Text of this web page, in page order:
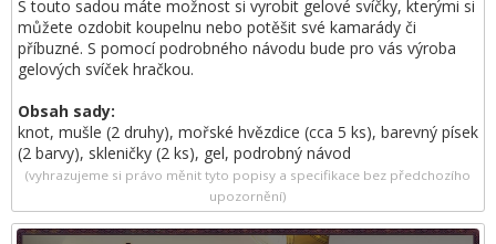
S touto sadou máte možnost si vyrobit gelové svíčky, kterými si
můžete ozdobit koupelnu nebo potěšit své kamarády či
příbuzné. S pomocí podrobného návodu bude pro vás výroba
gelových svíček hračkou.
Obsah sady:
knot, mušle (2 druhy), mořské hvězdice (cca 5 ks), barevný písek
(2 barvy), skleničky (2 ks), gel, podrobný návod
(vyhrazujeme si právo měnit tyto popisy a specifikace bez předchozího
upozornění)